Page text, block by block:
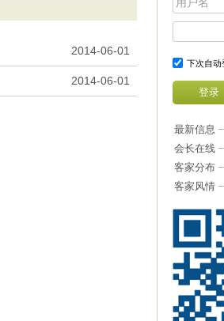
2014-06-01
2014-06-01
下次自动
最新信息
会长在线
客家分布
客家风情